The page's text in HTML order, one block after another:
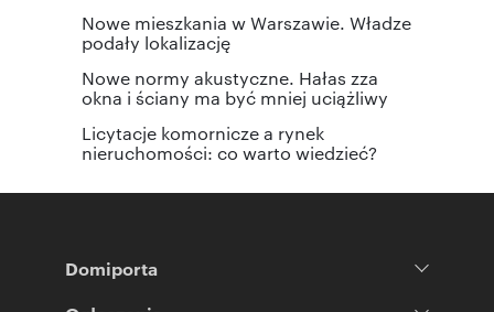
Nowe mieszkania w Warszawie. Władze
podały lokalizację
Nowe normy akustyczne. Hałas zza
okna i ściany ma być mniej uciążliwy
Licytacje komornicze a rynek
nieruchomości: co warto wiedzieć?
Domiporta